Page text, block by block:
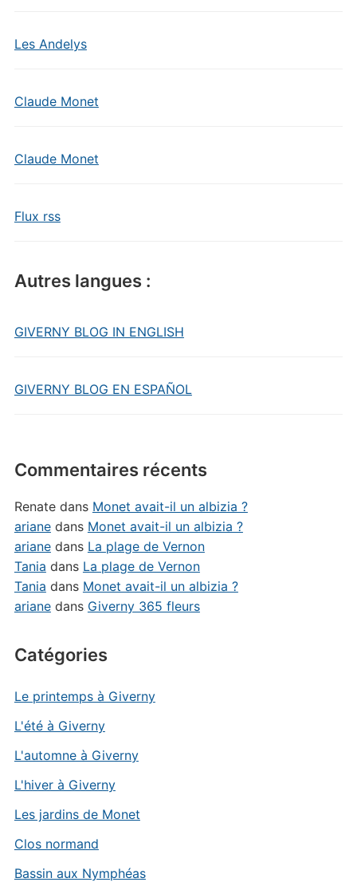
Les Andelys
Claude Monet
Claude Monet
Flux rss
Autres langues :
GIVERNY BLOG IN ENGLISH
GIVERNY BLOG EN ESPAÑOL
Commentaires récents
Renatedans Monet avait-il un albizia ?
arianedans Monet avait-il un albizia ?
arianedans La plage de Vernon
Tania dans La plage de Vernon
Tania dans Monet avait-il un albizia ?
arianedans Giverny 365 fleurs
Catégories
Le printemps à Giverny
L'été à Giverny
L'automne à Giverny
L'hiver à Giverny
Les jardins de Monet
Clos normand
Bassin aux Nymphéas